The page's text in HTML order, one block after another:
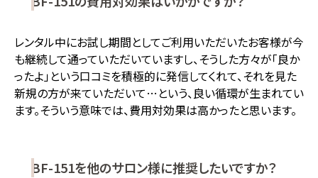
レンタル中にお試し期間としてご利用いただいたお客様が今
も継続して通っていただいていますし、そうした方々が「良か
ったよ」という口コミを積極的に発信してくれて、それを見た
新規の方が来ていただいて…という、良い循環が生まれてい
ます。そういう意味では、費用対効果は高かったと思います。
BF-151を他のサロン様に推奨したいですか？